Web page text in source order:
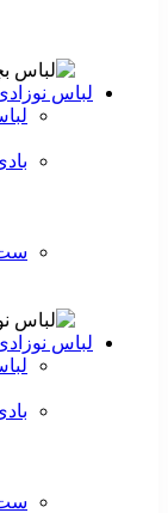
لباس
ست
لباس
ست